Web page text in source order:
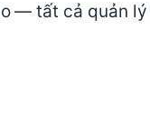
— tất cả quản